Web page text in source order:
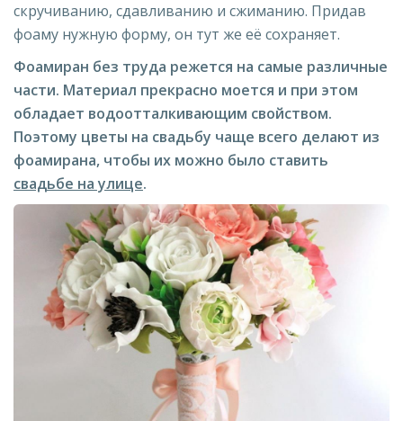
скручиванию, сдавливанию и сжиманию. Придав
фоаму нужную форму, он тут же её сохраняет.
Фоамиран без труда режется на самые различные
части. Материал прекрасно моется и при этом
обладает водоотталкивающим свойством.
Поэтому цветы на свадьбу чаще всего делают из
фоамирана, чтобы их можно было ставить
свадьбе на улице.